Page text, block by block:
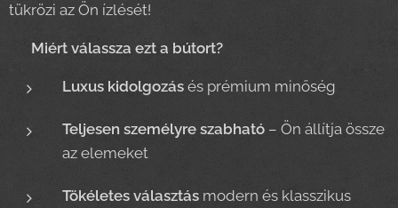
tükrözi az Ön ízlését!
Miért válassza ezt a bútort?
Luxus kidolgozás és prémium minőség
Teljesen személyre szabható – Ön állítja össze
az elemeket
Tökéletes választás modern és klasszikus